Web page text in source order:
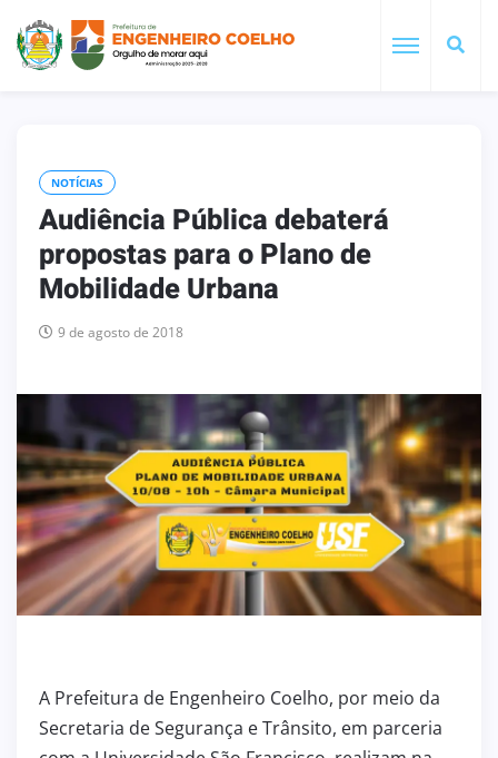
NOTÍCIAS
Audiência Pública debaterá
propostas para o Plano de
Mobilidade Urbana
9 de agosto de 2018
A Prefeitura de Engenheiro Coelho, por meio da
Secretaria de Segurança e Trânsito, em parceria